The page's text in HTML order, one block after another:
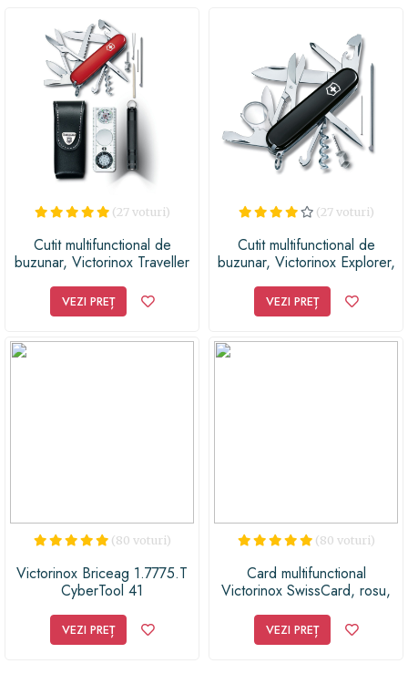
O altă funcţie importantă este şurubelniţa. Fie că eşti
acasă şi uşa de la dulap trebuie fixată sau te prinde
noaptea în garaj şi nu îţi mai arde să scotoceşti prin
cutia cu scule, această unealtă aferentă va fi mereu la
îndemâna oricui. Dacă încă nu te-am convins, trebuie
să-ţi spunem că lista nu se termină aici. Cei de la
Victorinox şi-au echipat bricegele cu un perforator, un
dezilozator şi foarfecă, dar şi cu alte funcţii care mai de
(27 voturi)
Cutit multifunctional de
buzunar, Victorinox Traveller
VEZI PREȚ
(27 voturi)
Cutit multifunctional de
buzunar, Victorinox Explorer,
VEZI PREȚ
(80 voturi)
Victorinox Briceag 1.7775.T
CyberTool 41
VEZI PREȚ
(80 voturi)
Card multifunctional
Victorinox SwissCard, rosu,
VEZI PREȚ